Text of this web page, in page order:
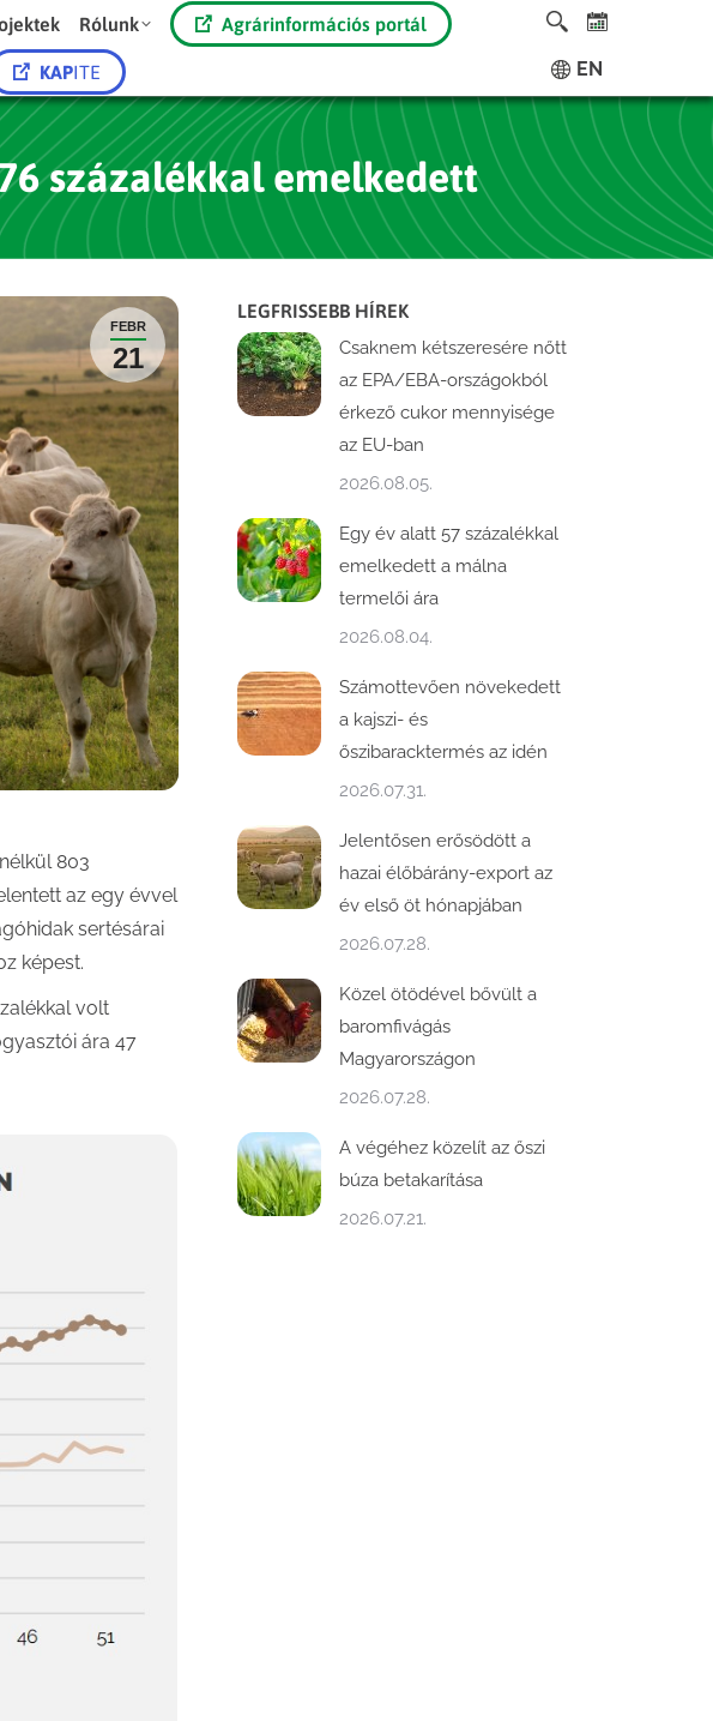
Rólunk Agrárinformációs portál
KAPITE EN
százalékkal emelkedett
FEBR
21
803
az egy évvel
sertésárai
képest.
volt
ára 47
LEGFRISSEBB HÍREK
Csaknem kétszeresére nőtt
az EPA/EBA-országokból
érkező cukor mennyisége
az EU-ban
2026.08.05.
Egy év alatt 57 százalékkal
emelkedett a málna
termelői ára
2026.08.04.
Számottevően növekedett
a kajszi- és
őszibaracktermés az idén
2026.07.31.
Jelentősen erősödött a
hazai élőbárány-export az
év első öt hónapjában
2026.07.28.
Közel ötödével bővült a
baromfivágás
Magyarországon
2026.07.28.
A végéhez közelít az őszi
búza betakarítása
2026.07.21.